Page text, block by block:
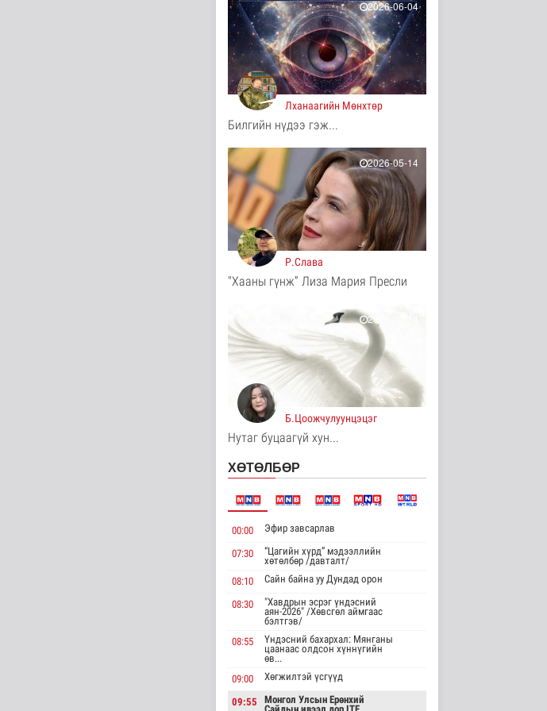
“Нүүрс пиролизийн
үйлдвэр”-ийг төр,
хувийн хэвшл..
Нийгэм
3 цаг 53 минутын өмнө
Цэнхэр бүсэд гал
түймэр гарсан үед
Нийгэм
3 цаг 7 минутын өмнө
Ц.Сандаг-Очир: COP17
ба COP31 хурлын
уялдаа нь Р..
Байгаль орчин
3 цаг 11 минутын өмнө
Хийлдэг завь, гудас,
Эрүүл мэнд
3 цаг 27 минутын өмнө
Нийслэлийн цэцэрлэгт
хамрагдах I шатны
бүртгэл э..
4 цаг 39 минутын өмнө
Долоодугаар сард
4 цаг 46 минутын өмнө
Мал угаалгын ажил
Нийгэм
4 цаг 49 минутын өмнө
Хогноос эрчим хүч
үйлдвэрлэх үйлдвэр 34
МВт-ын х..
Нийгэм
Монелийн гудамжны
авто замыг өнөөдрөөс
2026-06-04
Лханаагийн Мөнхтөр
Билгийн нүдээ гэж...
2026-05-14
Р.Слава
"Хааны гүнж” Лиза Мария Пресли
2026-05-14
Б.Цоожчулуунцэцэг
Нутаг буцаагүй хун...
ХӨТӨЛБӨР
00:00 Эфир завсарлав
07:30
“Цагийн хүрд” мэдээллийн
хөтөлбөр /давталт/
08:10
Сайн байна уу Дундад орон
08:30
"Хавдрын эсрэг үндэсний
аян-2026" /Хөвсгөл аймгаас
бэлтгэв/
08:55
Үндэсний бахархал: Мянганы
цаанаас олдсон хүннүгийн
өв...
09:00
Хөгжилтэй үсгүүд
09:55
Монгол Улсын Ерөнхий